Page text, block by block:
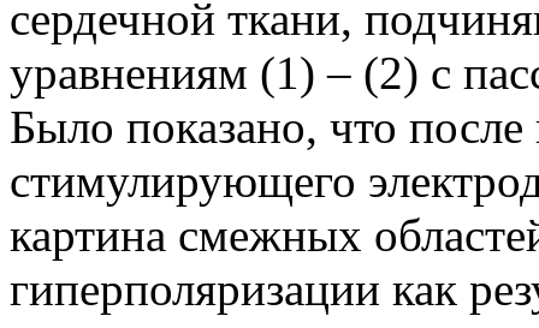
сердечной ткани,
уравнениям (1) – (2) с
Было показано, что
стимулирующего
картина смежных
гиперполяризации как